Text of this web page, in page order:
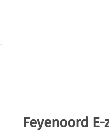
Feyenoord E-